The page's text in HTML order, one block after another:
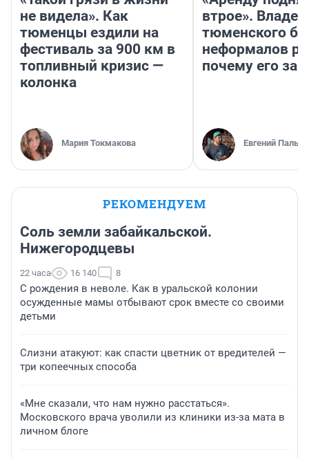
не видела». Как
тюменцы ездили на
фестиваль за 900 км в
топливный кризис —
колонка
Мария Токмакова
втрое».
тюменского
неформалов
почему его
Евгений
РЕКОМЕНДУЕМ
Соль земли забайкальской.
Нижегородцевы
22 часа 16 140 8
С рождения в неволе. Как в уральской колонии
осужденные мамы отбывают срок вместе со своими
детьми
Слизни атакуют: как спасти цветник от вредителей —
три копеечных способа
«Мне сказали, что нам нужно расстаться».
Московского врача уволили из клиники из-за мата в
личном блоге